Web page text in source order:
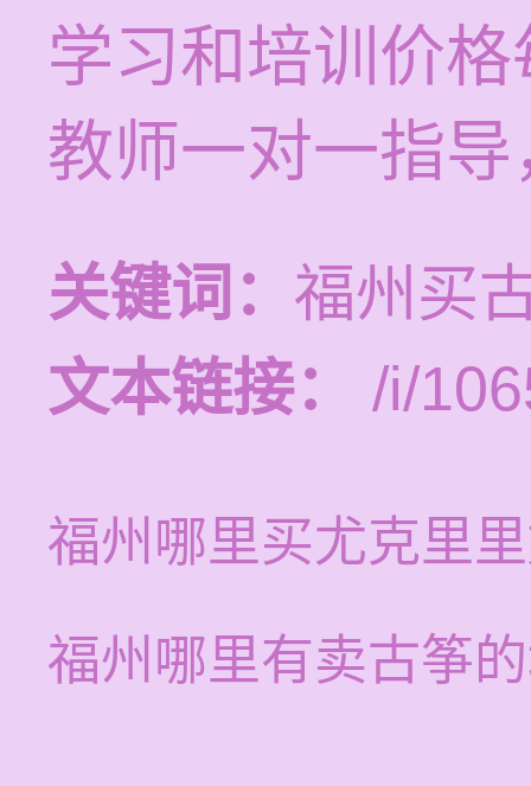
学习和培训价
教师一对一指
关键词： 福州买
文本链接：
/i/
福州哪里买尤克里
福州哪里有卖古筝